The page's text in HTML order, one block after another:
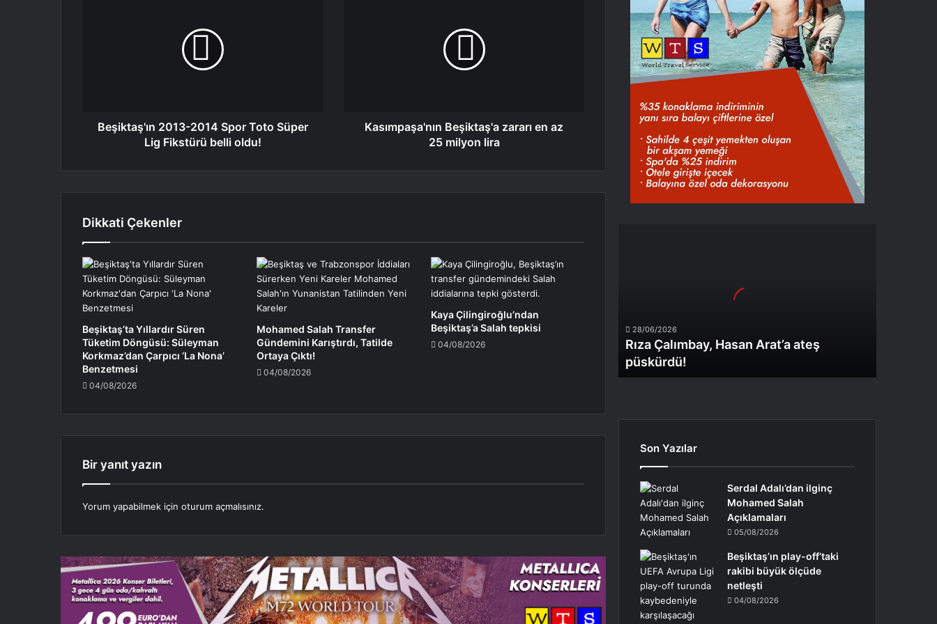
Vincenzo Italiano: Salah’ı askıya aldık
oldu!Beşiktaş'ın 2013-2014 Spor Toto Süper
Lig Fikstürü belli oldu!
Kasımpaşa'nın Beşiktaş'a zararı en az
25 milyon lira
Dikkati Çekenler
Beşiktaş’ta Yıllardır Süren
Tüketim Döngüsü: Süleyman
Korkmaz’dan Çarpıcı ‘La Nona’
Benzetmesi
04/08/2026
Mohamed Salah Transfer
Gündemini Karıştırdı, Tatilde
Ortaya Çıktı!
04/08/2026
Kaya Çilingiroğlu’ndan
Beşiktaş’a Salah tepkisi
04/08/2026
Bir yanıt yazın
Yorum yapabilmek için oturum açmalısınız.
28/06/2026
Rıza Çalımbay, Hasan Arat’a ateş
püskürdü!
Son Yazılar
Serdal Adalı’dan ilginç
Mohamed Salah
Açıklamaları
05/08/2026
Beşiktaş’ın play-off’taki
rakibi büyük ölçüde
netleşti
04/08/2026